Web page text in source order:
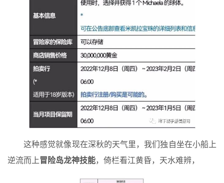
这种感觉就像现在深秋的天气里，我们独自坐在小船上
逆流而上 冒险岛龙神技能，倚栏看江黄昏，天水难辨，